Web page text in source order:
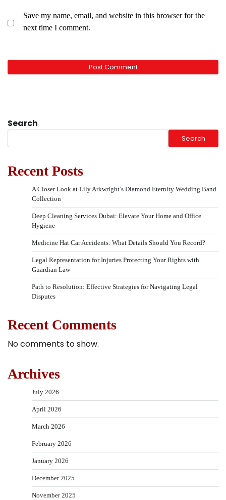
Save my name, email, and website in this browser for the
next time I comment.
Search
Search
Recent Posts
A Closer Look at Lily Arkwright’s Diamond Eternity Wedding Band
Collection
Deep Cleaning Services Dubai: Elevate Your Home and Office
Hygiene
Medicine Hat Car Accidents: What Details Should You Record?
Legal Representation for Injuries Protecting Your Rights with
Guardian Law
Path to Resolution: Effective Strategies for Navigating Legal
Disputes
Recent Comments
No comments to show.
Archives
July 2026
April 2026
March 2026
February 2026
January 2026
December 2025
November 2025